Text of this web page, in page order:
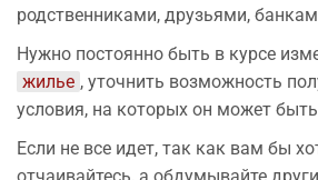
родственниками, друзьями,
Нужно постоянно быть в курсе
жилье , уточнить возможность
условия, на которых он может
Если не все идет, так как вам бы